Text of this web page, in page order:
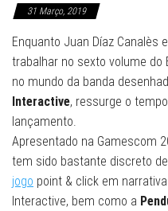
31 Março, 2019
Enquanto Juan Díaz Canalès
trabalhar no sexto volume do
no mundo da banda
Interactive, ressurge o
lançamento.
Apresentado na Gamescom
tem sido bastante discreto
jogo point & click em
Interactive, bem como a